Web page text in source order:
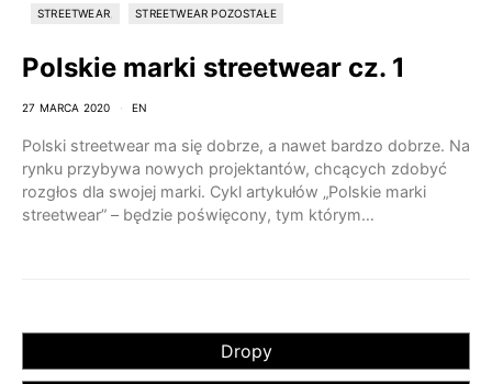
STREETWEAR STREETWEAR POZOSTAŁE
Polskie marki streetwear cz. 1
27 MARCA 2020 EN
Polski streetwear ma się dobrze, a nawet bardzo dobrze. Na
rynku przybywa nowych projektantów, chcących zdobyć
rozgłos dla swojej marki. Cykl artykułów „Polskie marki
streetwear” – będzie poświęcony, tym którym…
Dropy